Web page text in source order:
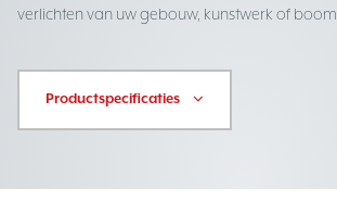
verlichten van uw gebouw, kunstwerk of boom.
Productspecificaties